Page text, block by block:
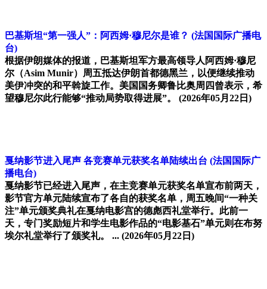
巴基斯坦“第一强人”：阿西姆·穆尼尔是谁？ (法国国际广播电
台)
根据伊朗媒体的报道，巴基斯坦军方最高领导人阿西姆·穆尼
尔（Asim Munir）周五抵达伊朗首都德黑兰，以便继续推动
美伊冲突的和平斡旋工作。美国国务卿鲁比奥周四曾表示，希
望穆尼尔此行能够“推动局势取得进展”。 (2026年05月22日)
戛纳影节进入尾声 各竞赛单元获奖名单陆续出台 (法国国际广
播电台)
戛纳影节已经进入尾声，在主竞赛单元获奖名单宣布前两天，
影节官方单元陆续宣布了各自的获奖名单，周五晚间“一种关
注”单元颁奖典礼在戛纳电影宫的德彪西礼堂举行。此前一
天，专门奖励短片和学生电影作品的“电影基石”单元则在布努
埃尔礼堂举行了颁奖礼。 ... (2026年05月22日)